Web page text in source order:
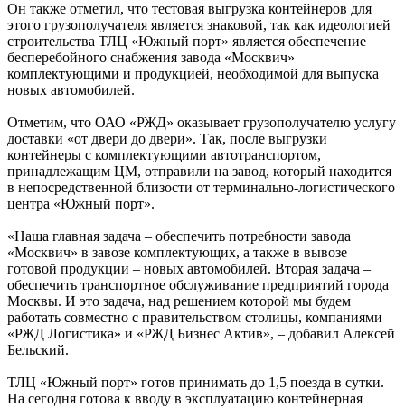
Он также отметил, что тестовая выгрузка контейнеров для
этого грузополучателя является знаковой, так как идеологией
строительства ТЛЦ «Южный порт» является обеспечение
бесперебойного снабжения завода «Москвич»
комплектующими и продукцией, необходимой для выпуска
новых автомобилей.
Отметим, что ОАО «РЖД» оказывает грузополучателю услугу
доставки «от двери до двери». Так, после выгрузки
контейнеры с комплектующими автотранспортом,
принадлежащим ЦМ, отправили на завод, который находится
в непосредственной близости от терминально-логистического
центра «Южный порт».
«Наша главная задача – обеспечить потребности завода
«Москвич» в завозе комплектующих, а также в вывозе
готовой продукции – новых автомобилей. Вторая задача –
обеспечить транспортное обслуживание предприятий города
Москвы. И это задача, над решением которой мы будем
работать совместно с правительством столицы, компаниями
«РЖД Логистика» и «РЖД Бизнес Актив», – добавил Алексей
Бельский.
ТЛЦ «Южный порт» готов принимать до 1,5 поезда в сутки.
На сегодня готова к вводу в эксплуатацию контейнерная